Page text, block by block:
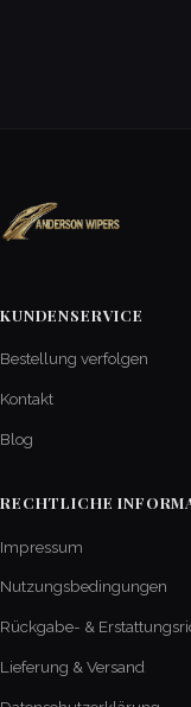
KUNDENSERVICE
Bestellung verfolgen
Kontakt
Blog
RECHTLICHE
Impressum
Nutzungsbedingungen
Rückgabe- &
Lieferung & Versand